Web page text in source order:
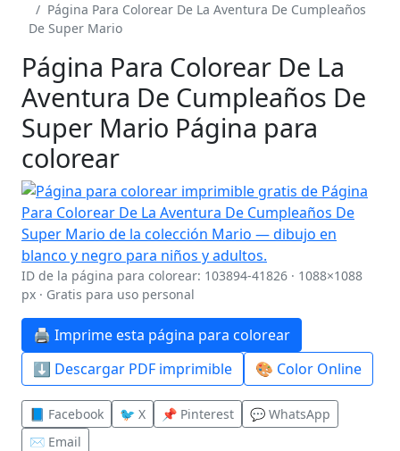
Página Para Colorear De La Aventura De Cumpleaños
De Super Mario
Página Para Colorear De La
Aventura De Cumpleaños De
Super Mario Página para
colorear
ID de la página para colorear: 103894-41826 · 1088×1088
px · Gratis para uso personal
🖨️ Imprime esta página para colorear
⬇️ Descargar PDF imprimible
🎨 Color Online
📘 Facebook 🐦 X 📌 Pinterest
💬 WhatsApp
✉️ Email